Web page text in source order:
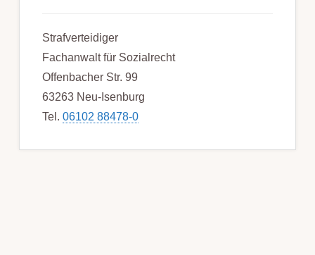
Strafverteidiger
Fachanwalt für Sozialrecht
Offenbacher Str. 99
63263 Neu-Isenburg
Tel. 06102 88478-0